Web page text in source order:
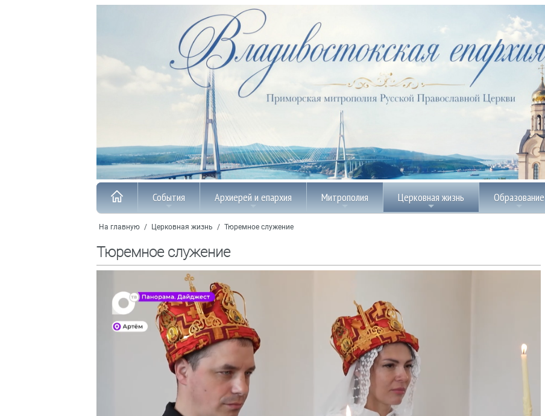
События Архиерей и епархия Митрополия Церковная жизнь Образование
На главную / Церковная жизнь / Тюремное служение
Тюремное служение